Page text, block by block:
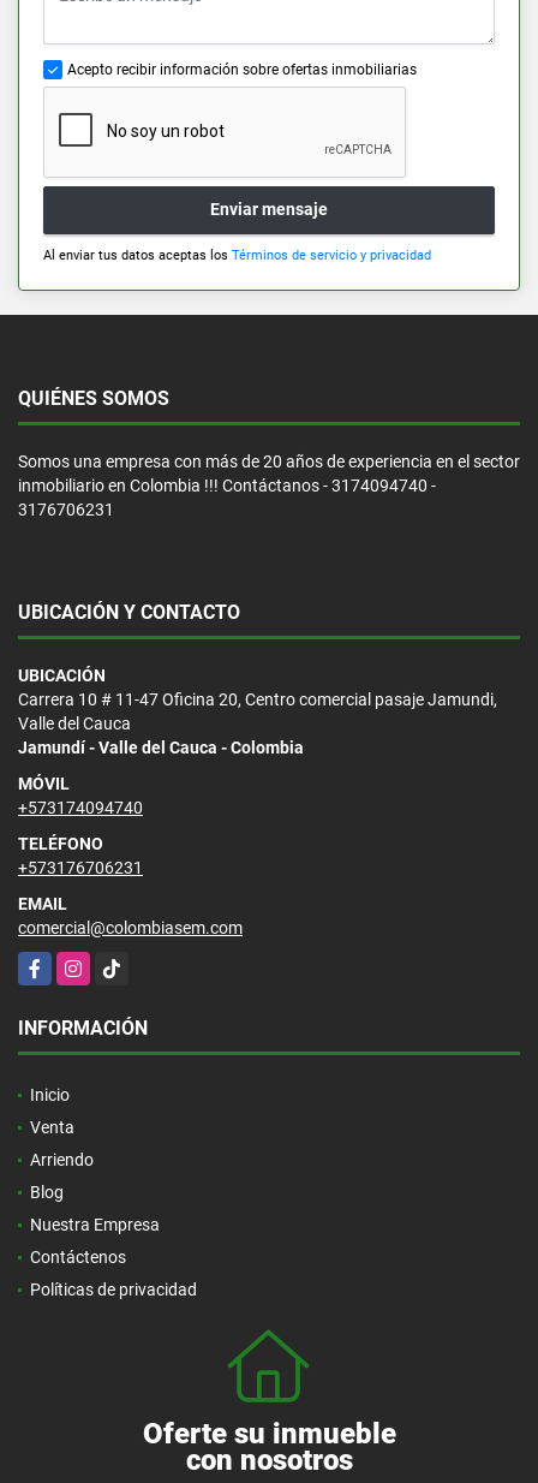
Acepto recibir información sobre ofertas inmobiliarias
Enviar mensaje
Al enviar tus datos aceptas los Términos de servicio y privacidad
QUIÉNES SOMOS
Somos una empresa con más de 20 años de experiencia en el sector
inmobiliario en Colombia !!! Contáctanos - 3174094740 -
3176706231
UBICACIÓN Y CONTACTO
UBICACIÓN
Carrera 10 # 11-47 Oficina 20, Centro comercial pasaje Jamundi,
Valle del Cauca
Jamundí - Valle del Cauca - Colombia
MÓVIL
+573174094740
TELÉFONO
+573176706231
EMAIL
comercial@colombiasem.com
FacebookInstagram
TikTok
INFORMACIÓN
Inicio
Venta
Arriendo
Blog
Nuestra Empresa
Contáctenos
Políticas de privacidad
Oferte su inmueble
con nosotros